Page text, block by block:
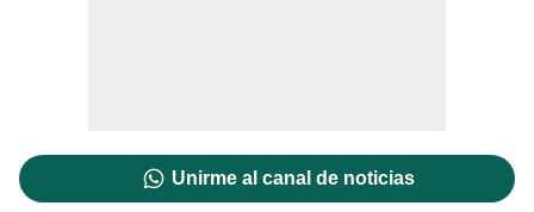
Unirme al canal de noticias